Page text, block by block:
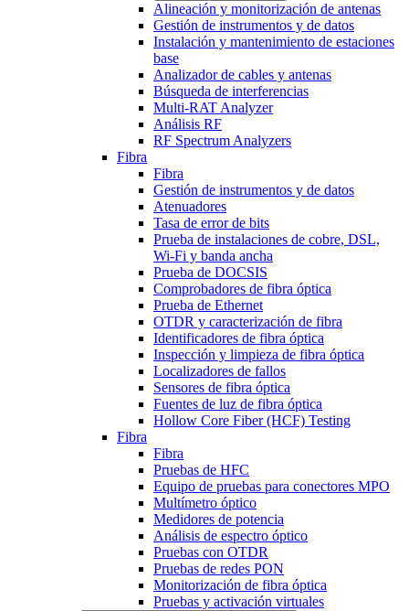
Alineación y monitorización de antenas
Gestión de instrumentos y de datos
Instalación y mantenimiento de estaciones
base
Analizador de cables y antenas
Búsqueda de interferencias
Multi-RAT Analyzer
Análisis RF
RF Spectrum Analyzers
Fibra
Fibra
Gestión de instrumentos y de datos
Atenuadores
Tasa de error de bits
Prueba de instalaciones de cobre, DSL,
Wi-Fi y banda ancha
Prueba de DOCSIS
Comprobadores de fibra óptica
Prueba de Ethernet
OTDR y caracterización de fibra
Identificadores de fibra óptica
Inspección y limpieza de fibra óptica
Localizadores de fallos
Sensores de fibra óptica
Fuentes de luz de fibra óptica
Hollow Core Fiber (HCF) Testing
Fibra
Fibra
Pruebas de HFC
Equipo de pruebas para conectores MPO
Multímetro óptico
Medidores de potencia
Análisis de espectro óptico
Pruebas con OTDR
Pruebas de redes PON
Monitorización de fibra óptica
Pruebas y activación virtuales